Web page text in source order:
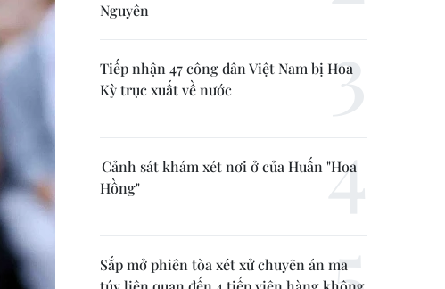
Nguyên
Tiếp nhận 47 công dân Việt Nam bị Hoa
Kỳ trục xuất về nước
Cảnh sát khám xét nơi ở của Huấn "Hoa
Hồng"
Sắp mở phiên tòa xét xử chuyên án ma